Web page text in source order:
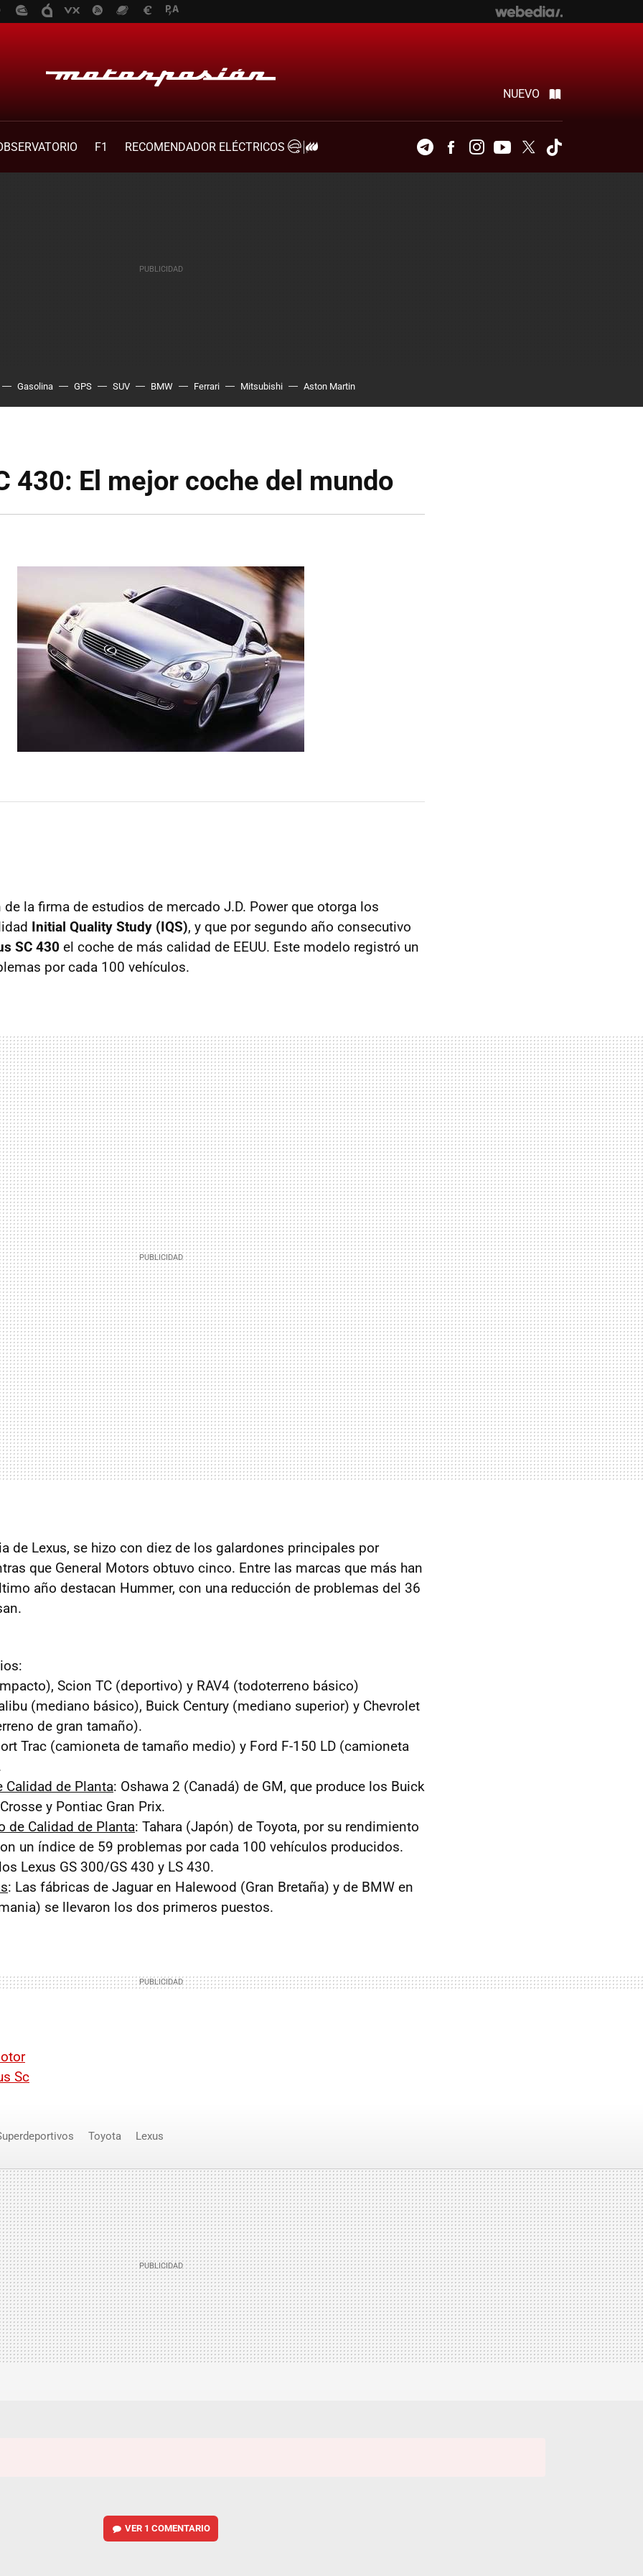
NUEVO
F1
RECOMENDADOR ELÉCTRICOS
TelegramFacebookInstagramYoutubeTwitter
Gasolina GPS SUV BMW Ferrari Mitsubishi Aston Martin
430: El mejor coche del mundo
la firma de estudios de mercado J.D. Power que otorga los
Initial Quality Study (IQS), y que por segundo año consecutivo
SC 430 el coche de más calidad de EEUU. Este modelo registró un
por cada 100 vehículos.
de Lexus, se hizo con diez de los galardones principales por
que General Motors obtuvo cinco. Entre las marcas que más han
año destacan Hummer, con una reducción de problemas del 36
Scion TC (deportivo) y RAV4 (todoterreno básico)
(mediano básico), Buick Century (mediano superior) y Chevrolet
de gran tamaño).
Trac (camioneta de tamaño medio) y Ford F-150 LD (camioneta
Calidad de Planta: Oshawa 2 (Canadá) de GM, que produce los Buick
y Pontiac Gran Prix.
de Calidad de Planta: Tahara (Japón) de Toyota, por su rendimiento
un índice de 59 problemas por cada 100 vehículos producidos.
Lexus GS 300/GS 430 y LS 430.
: Las fábricas de Jaguar en Halewood (Gran Bretaña) y de BMW en
se llevaron los dos primeros puestos.
Sc
Toyota Lexus
VER 1 COMENTARIO